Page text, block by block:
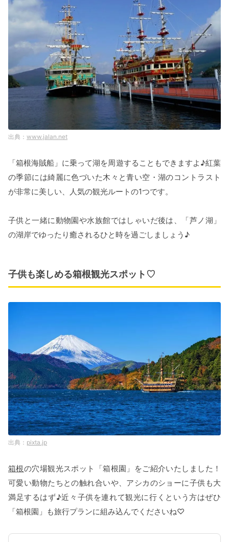
www.jalan.net
「箱根海賊船」に乗って湖を周遊することもできますよ♪紅葉
の季節には綺麗に色づいた木々と青い空・湖のコントラスト
が非常に美しい、人気の観光ルートの1つです。
子供と一緒に動物園や水族館ではしゃいだ後は、「芦ノ湖」
の湖岸でゆったり癒されるひと時を過ごしましょう♪
子供も楽しめる箱根観光スポット♡
pixta.jp
箱根の穴場観光スポット「箱根園」をご紹介いたしました！
可愛い動物たちとの触れ合いや、アシカのショーに子供も大
満足するはず♪近々子供を連れて観光に行くという方はぜひ
「箱根園」も旅行プランに組み込んでくださいね♡